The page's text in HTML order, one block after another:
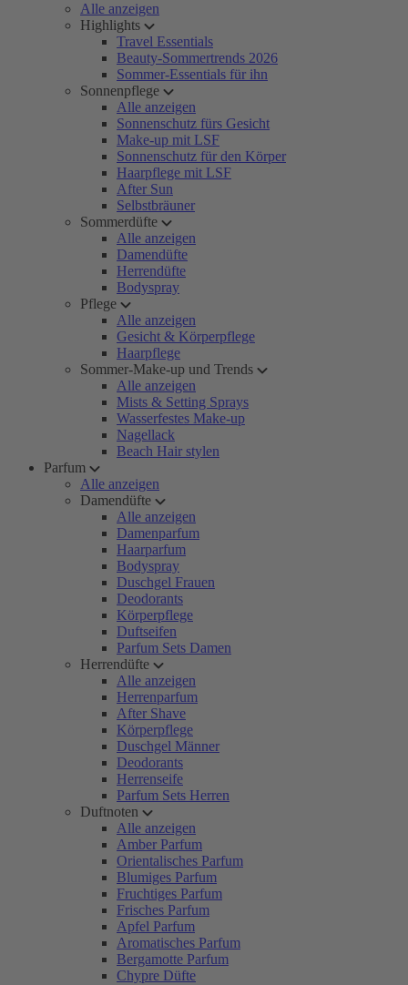
Alle anzeigen
Highlights
Travel Essentials
Beauty-Sommertrends 2026
Sommer-Essentials für ihn
Sonnenpflege
Alle anzeigen
Sonnenschutz fürs Gesicht
Make-up mit LSF
Sonnenschutz für den Körper
Haarpflege mit LSF
After Sun
Selbstbräuner
Sommerdüfte
Alle anzeigen
Damendüfte
Herrendüfte
Bodyspray
Pflege
Alle anzeigen
Gesicht & Körperpflege
Haarpflege
Sommer-Make-up und Trends
Alle anzeigen
Mists & Setting Sprays
Wasserfestes Make-up
Nagellack
Beach Hair stylen
Parfum
Alle anzeigen
Damendüfte
Alle anzeigen
Damenparfum
Haarparfum
Bodyspray
Duschgel Frauen
Deodorants
Körperpflege
Duftseifen
Parfum Sets Damen
Herrendüfte
Alle anzeigen
Herrenparfum
After Shave
Körperpflege
Duschgel Männer
Deodorants
Herrenseife
Parfum Sets Herren
Duftnoten
Alle anzeigen
Amber Parfum
Orientalisches Parfum
Blumiges Parfum
Fruchtiges Parfum
Frisches Parfum
Apfel Parfum
Aromatisches Parfum
Bergamotte Parfum
Chypre Düfte